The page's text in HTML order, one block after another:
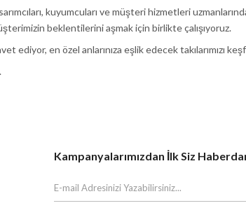
kuyumcuları ve müşteri hizmetleri
beklentilerini aşmak için birlikte çalışıyoruz.
ediyor, en özel anlarınıza eşlik edecek takılarımızı
Kampanyalarımızdan İlk Siz